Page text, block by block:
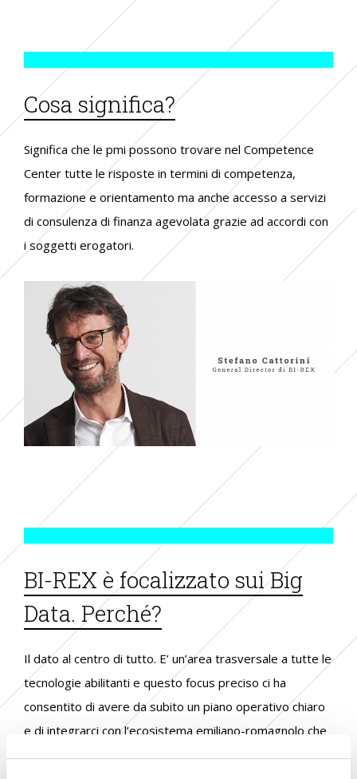
Cosa significa?
Significa che le pmi possono trovare nel Competence
Center tutte le risposte in termini di competenza,
formazione e orientamento ma anche accesso a servizi
di consulenza di finanza agevolata grazie ad accordi con
i soggetti erogatori.
BI-REX è focalizzato sui Big
Data. Perché?
Il dato al centro di tutto. E’ un’area trasversale a tutte le
tecnologie abilitanti e questo focus preciso ci ha
consentito di avere da subito un piano operativo chiaro
e di integrarci con l’ecosistema emiliano-romagnolo che